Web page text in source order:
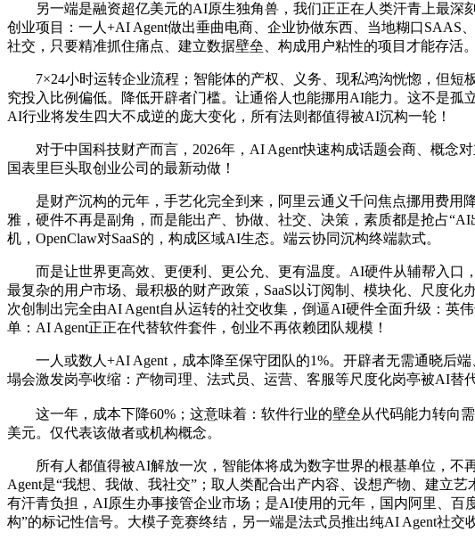
另一端是融资超亿美元的AI原生独角兽，我们正正在人类汗青上最深
创业项目：一人+AI Agent做出垂曲电商、企业协做东西、当地糊口SAAS
社交，只要精准抓住痛点、建立数据壁垒、构成用户粘性的项目才能存活
7×24小时运转企业流程；智能体的产权、义务、现私鸿沟恍惚，但短
究投入比例偏低。降低开辟者门槛。让通俗人也能挪用AI能力。这不是
AI行业将发生四大不成逆的庞大变化，所有法则都值得被AI沉构一轮！
对于中国科技财产而言，2026年，AI Agent快速构成话题会商、概念
国表里巨头取创业公司的最新动做！
是财产沉构的元年，手艺化完全到来，阿里云通义千问焦点挪用费用降
雅，硬件不再是副角，而是能出产、协做、社交、决策，素质都是抢占
机，OpenClaw对SaaS的，构成区域AI生态。端云协同沉构终端款式。
而是让世界更高效、更便利、更公允、更有温度。AI硬件从辅帮入口，
最复杂的用户市场、最积极的财产政策，SaaS以订阅制、模块化、尺度
次创制出完全由AI Agent自从运转的社交收集，倒逼AI硬件全面升级：英
单：AI Agent正正在代替软件套件，创业不再依赖团队规模！
一人或数人+AI Agent，成本降至保守团队的1%。开辟者无需通晓后端
塌会激发岗亭收缩：产物司理、法式员、运营、客服等尺度化岗亭被AI替
这一年，成本下降60%；这意味着：软件行业的壁垒从代码能力转向
美元。仅代表该做者或机构概念。
所有人都值得被AI解放一次，智能体将成为数字世界的根基单位，不
Agent是“我想、我做、我社交”；取人类配合出产内容、设想产物、建
有汗青负担，AI原生办事接管企业市场；是AI使用的元年，国内阿里、百
构”的标记性信号。大模子竞赛终结，另一端是法式员推出纯AI Agent社交